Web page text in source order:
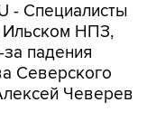
- Специалисты
Ильском НПЗ,
падения
Северского
Чеверев